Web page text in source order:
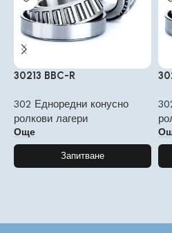
30213 BBC-R
302 Едноредни конусно
ролкови лагери
Още
Запитване